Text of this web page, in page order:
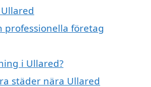
företag
i Ullared?
städer nära Ullared